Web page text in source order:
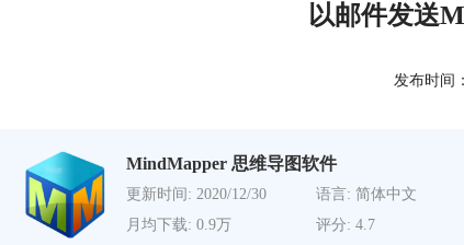
以邮件发送
发布时间
MindMapper 思维导图软件
更新时间: 2020/12/30 语言: 简体中文
月均下载: 0.9万
评分: 4.7